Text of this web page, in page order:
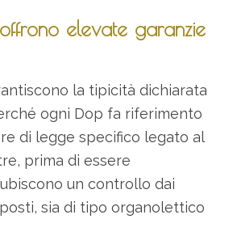
elevate garanzie
la tipicità dichiarata
ogni Dop fa riferimento
di legge specifico legato al
prima di essere
un controllo dai
sia di tipo organolettico